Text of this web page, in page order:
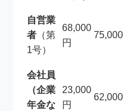
自営業
者 （第
1号）
68,000
円
会社員
（企業
年金な
23,000
円